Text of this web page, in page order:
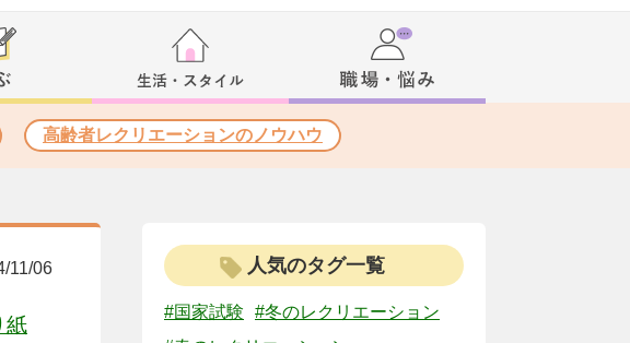
高齢者レクリエーションのノウハウ
11/06
紙
人気のタグ一覧
#国家試験
#冬のレクリエーション